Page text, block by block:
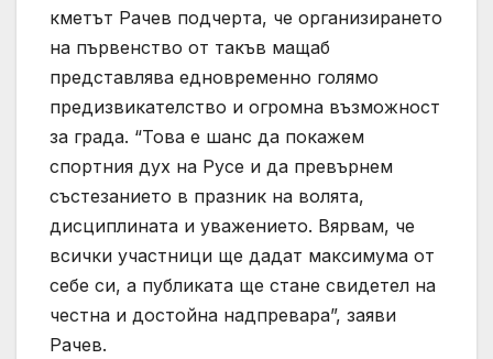
кметът Рачев подчерта, че организирането
на първенство от такъв мащаб
представлява едновременно голямо
предизвикателство и огромна възможност
за града. “Това е шанс да покажем
спортния дух на Русе и да превърнем
състезанието в празник на волята,
дисциплината и уважението. Вярвам, че
всички участници ще дадат максимума от
себе си, а публиката ще стане свидетел на
честна и достойна надпревара”, заяви
Рачев.